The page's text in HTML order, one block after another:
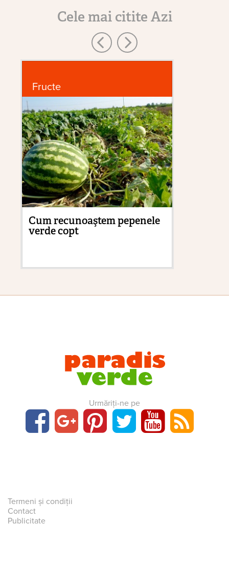
Cele mai citite Azi
Fructe
Cum recunoaştem pepenele
verde copt
Urmăriți-ne pe
Termeni și condiții
Contact
Publicitate